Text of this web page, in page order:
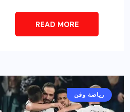
READ MORE
رياضة وفن